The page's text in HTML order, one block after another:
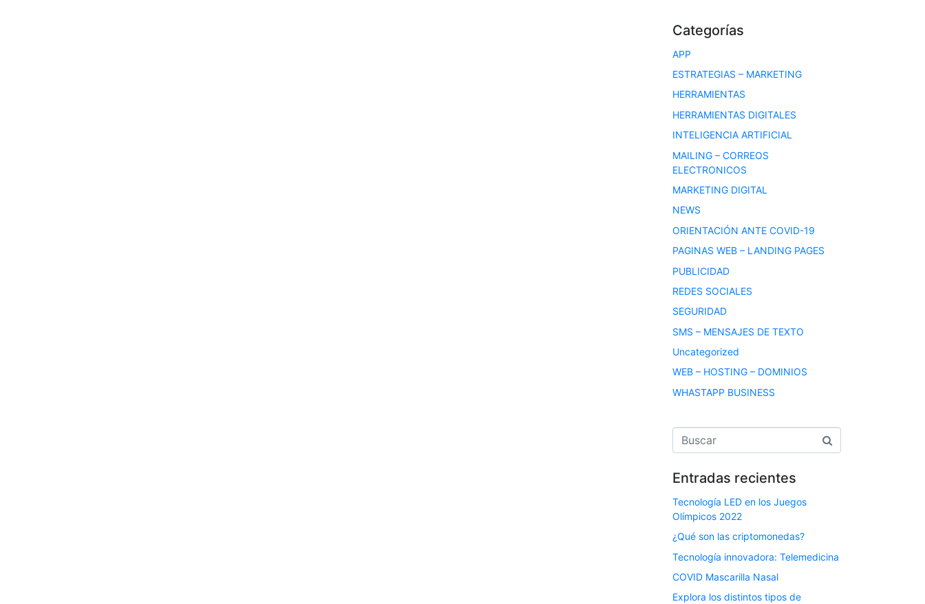
Categorías
APP
ESTRATEGIAS – MARKETING
HERRAMIENTAS
HERRAMIENTAS DIGITALES
INTELIGENCIA ARTIFICIAL
MAILING – CORREOS
ELECTRONICOS
MARKETING DIGITAL
NEWS
ORIENTACIÓN ANTE COVID-19
PAGINAS WEB – LANDING PAGES
PUBLICIDAD
REDES SOCIALES
SEGURIDAD
SMS – MENSAJES DE TEXTO
Uncategorized
WEB – HOSTING – DOMINIOS
WHASTAPP BUSINESS
Entradas recientes
Tecnología LED en los Juegos
Olímpicos 2022
¿Qué son las criptomonedas?
Tecnología innovadora: Telemedicina
COVID Mascarilla Nasal
Explora los distintos tipos de